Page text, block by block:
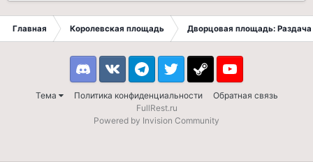
Главная Королевская площадь Дворцовая площадь: Раздача
Тема Политика конфиденциальности Обратная связь
DiscordVK TelegramTwitter Steam Youtube
FullRest.ru
Powered by Invision Community